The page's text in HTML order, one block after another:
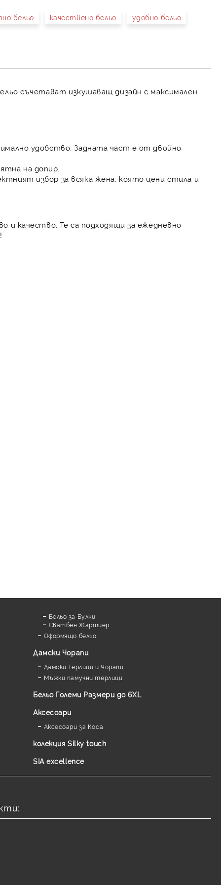
на работния ден.
бельо качествено бельо удобно бельо
съчетават изкушаващ дизайн с максимален
удобство. Задната част е от двойно
на допир.
избор за всяка жена, която цени стила и
и качество. Те са подходящи за ежедневно
Бельо за Булки
Сватбен Жартиер
Оформящо бельо
Дамски Чорапи
Дамски Терлици и Чорапи
Мъжки памучни терлици
Бельо Големи Размери до 6XL
Аксесоари
Аксесоари за Коса
колекция Silky touch
SIA excellence